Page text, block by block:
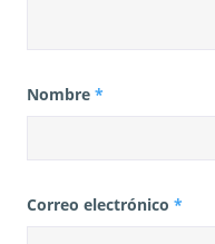
Nombre *
Correo electrónico *